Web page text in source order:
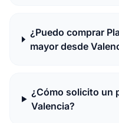
¿Puedo comprar
mayor desde
¿Cómo solicito un
Valencia?